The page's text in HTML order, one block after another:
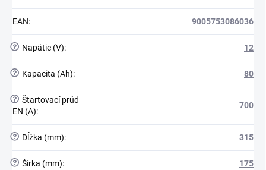
EAN: 9005753086036
? Napätie (V): 12
? Kapacita (Ah): 80
? Štartovací prúd
EN (A):
700
? Dĺžka (mm): 315
? Šírka (mm): 175